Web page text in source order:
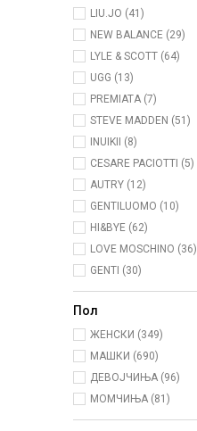
LIU.JO (41)
NEW BALANCE (29)
LYLE & SCOTT (64)
UGG (13)
PREMIATA (7)
STEVE MADDEN (51)
INUIKII (8)
CESARE PACIOTTI (5)
AUTRY (12)
GENTILUOMO (10)
HI&BYE (62)
LOVE MOSCHINO (36)
GENTI (30)
Пол
ЖЕНСКИ (349)
МАШКИ (690)
ДЕВОЈЧИЊА (96)
МОМЧИЊА (81)